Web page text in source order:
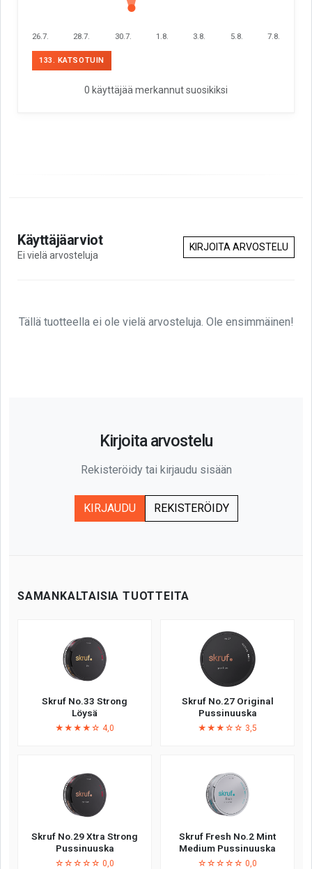
26.7. 28.7. 30.7. 1.8. 3.8. 5.8. 7.8.
133. KATSOTUIN
0 käyttäjää merkannut suosikiksi
Käyttäjäarviot
Ei vielä arvosteluja
KIRJOITA ARVOSTELU
Tällä tuotteella ei ole vielä arvosteluja. Ole ensimmäinen!
Kirjoita arvostelu
Rekisteröidy tai kirjaudu sisään
KIRJAUDU REKISTERÖIDY
SAMANKALTAISIA TUOTTEITA
Skruf No.33 Strong
Löysä
★★★★☆ 4,0
Skruf No.27 Original
Pussinuuska
★★★☆☆ 3,5
Skruf No.29 Xtra Strong
Pussinuuska
☆☆☆☆☆ 0,0
Skruf Fresh No.2 Mint
Medium Pussinuuska
☆☆☆☆☆ 0,0